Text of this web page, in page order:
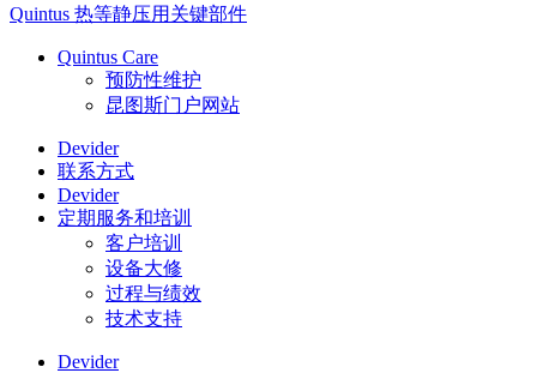
Quintus 热等静压用关键部件
Quintus Care
预防性维护
昆图斯门户网站
Devider
联系方式
Devider
定期服务和培训
客户培训
设备大修
过程与绩效
技术支持
Devider